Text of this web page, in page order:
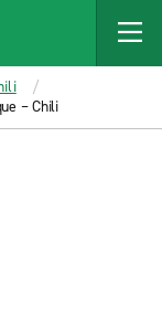
– Chili